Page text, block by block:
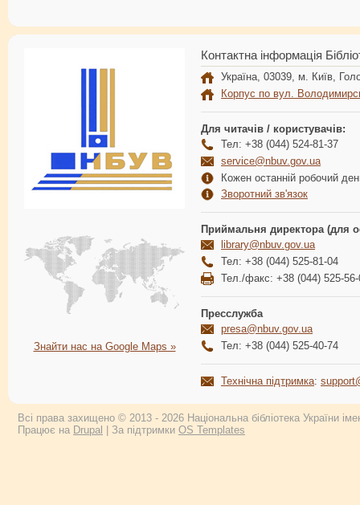
Знайти нас на Google Maps »
Контактна інформація
Україна, 03039, м. Київ,
Корпус по вул.
Для читачів / користувачів:
Тел: +38 (044) 524-81-37
service@nbuv.gov.ua
Кожен останній робочий
Зворотний зв'язок
Приймальня директора (для
library@nbuv.gov.ua
Тел: +38 (044) 525-81-04
Тел./факс: +38 (044) 525-56-
Пресслужба
presa@nbuv.gov.ua
Тел: +38 (044) 525-40-74
Технічна підтримка:
Всі права захищено © 2013 - 2026 Національна бібліотека України
Працює на Drupal | За підтримки OS Templates